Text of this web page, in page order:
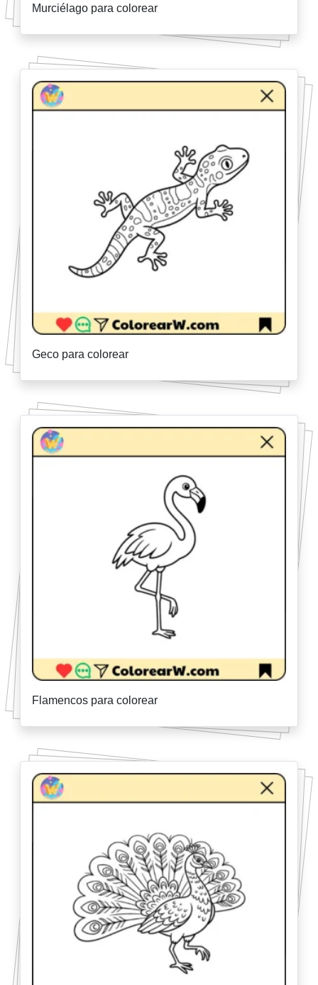
Murciélago para colorear
Geco para colorear
Flamencos para colorear